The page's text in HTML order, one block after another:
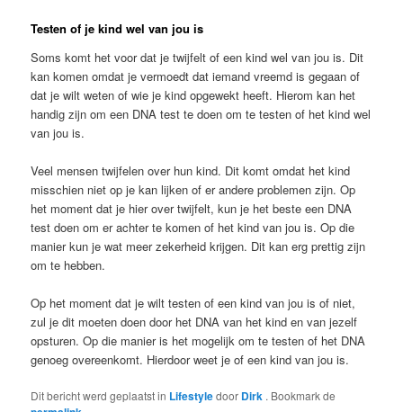
Testen of je kind wel van jou is
Soms komt het voor dat je twijfelt of een kind wel van jou is. Dit
kan komen omdat je vermoedt dat iemand vreemd is gegaan of
dat je wilt weten of wie je kind opgewekt heeft. Hierom kan het
handig zijn om een DNA test te doen om te testen of het kind wel
van jou is.
Veel mensen twijfelen over hun kind. Dit komt omdat het kind
misschien niet op je kan lijken of er andere problemen zijn. Op
het moment dat je hier over twijfelt, kun je het beste een DNA
test doen om er achter te komen of het kind van jou is. Op die
manier kun je wat meer zekerheid krijgen. Dit kan erg prettig zijn
om te hebben.
Op het moment dat je wilt testen of een kind van jou is of niet,
zul je dit moeten doen door het DNA van het kind en van jezelf
opsturen. Op die manier is het mogelijk om te testen of het DNA
genoeg overeenkomt. Hierdoor weet je of een kind van jou is.
Dit bericht werd geplaatst in Lifestyledoor Dirk . Bookmark de